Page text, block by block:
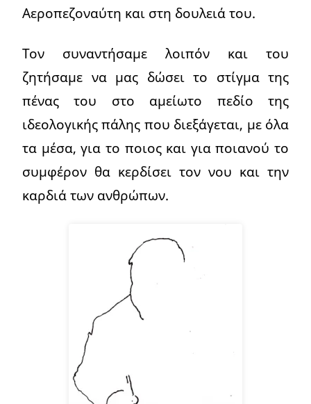
Αεροπεζοναύτη και στη δουλειά του.
Τον συναντήσαμε λοιπόν και του
ζητήσαμε να μας δώσει το στίγμα της
πένας του στο αμείωτο πεδίο της
ιδεολογικής πάλης που διεξάγεται, με όλα
τα μέσα, για το ποιος και για ποιανού το
συμφέρον θα κερδίσει τον νου και την
καρδιά των ανθρώπων.